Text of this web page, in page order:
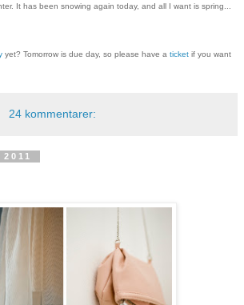
It has been snowing again today, and all I want is spring...
yet? Tomorrow is due day, so please have a ticket if you want
24 kommentarer: